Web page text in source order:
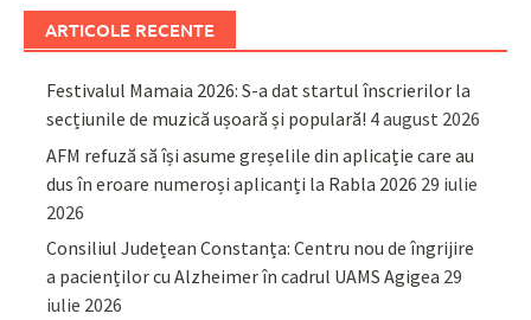
ARTICOLE RECENTE
Festivalul Mamaia 2026: S-a dat startul înscrierilor la
secțiunile de muzică ușoară și populară! 4 august 2026
AFM refuză să își asume greșelile din aplicație care au
dus în eroare numeroși aplicanți la Rabla 2026 29 iulie
2026
Consiliul Județean Constanța: Centru nou de îngrijire
a pacienților cu Alzheimer în cadrul UAMS Agigea 29
iulie 2026